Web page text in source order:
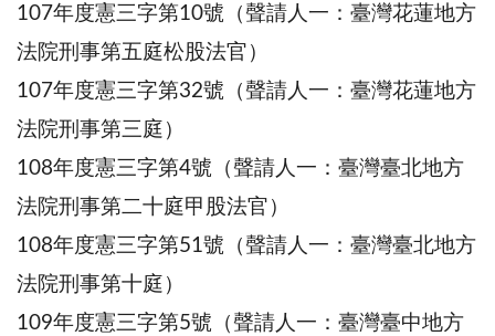
107年度憲三字第10號（聲請人一：臺灣花蓮地方
法院刑事第五庭松股法官）
107年度憲三字第32號（聲請人一：臺灣花蓮地方
法院刑事第三庭）
108年度憲三字第4號（聲請人一：臺灣臺北地方
法院刑事第二十庭甲股法官）
108年度憲三字第51號（聲請人一：臺灣臺北地方
法院刑事第十庭）
109年度憲三字第5號（聲請人一：臺灣臺中地方